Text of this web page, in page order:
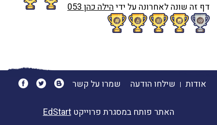
דף זה שונה לאחרונה על ידיהילה כהן 053
אודות שילחו הודעה שמרו על קשר
האתר פותח במסגרת פרוייקטEdStart